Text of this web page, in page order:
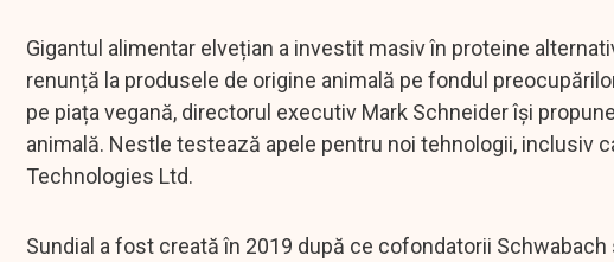
Gigantul alimentar elvețian a investit masiv în proteine
renunță la produsele de origine animală pe fondul
pe piața vegană, directorul executiv Mark Schneider își
animală. Nestle testează apele pentru noi tehnologii, inclusiv
Technologies Ltd.
Sundial a fost creată în 2019 după ce cofondatorii